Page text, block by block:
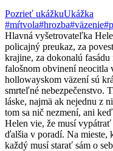
Pozrieť ukážkuUkážka
#mŕtvola#hrozba#väzenie
Hlavná vyšetrovateľka
policajný preukaz, za
krajine, za dokonalú
falošnom obvinení neocitla
hollowayskom väzení sú
smrteľné nebezpečenstvo.
láske, najmä ak nejednu z
tom sa nič nezmení, ani
Helen vie, že musí
ďalšia v poradí. Na mieste,
každý musí starať sám o